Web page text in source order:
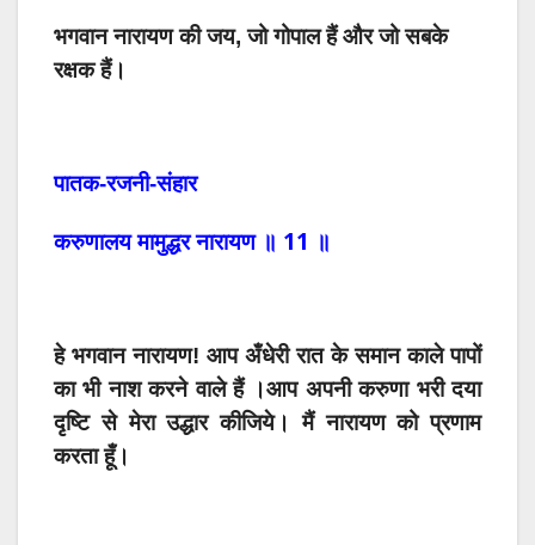
भगवान नारायण की जय, जो गोपाल हैं और जो सबके
रक्षक हैं।
पातक-रजनी-संहार
करुणालय मामुद्धर नारायण ॥ 11 ॥
हे भगवान नारायण! आपअँधेरीरात के समान काले पापों
का भीनाश करने वालेहैं ।आप अपनी करुणा भरी दया
दृष्टि सेमेरा उद्धार कीजिये। मैं नारायण को प्रणाम
करता हूँ।